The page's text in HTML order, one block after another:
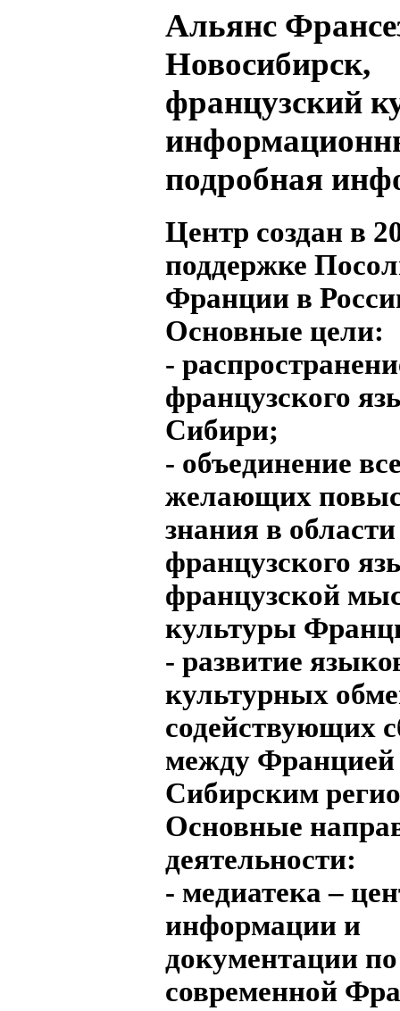
Альянс
Новосибирск,
французский
подробная
Центр создан в
поддержке
Франции в
Основные цели:
-
французского
Сибири;
- объединение
желающих
знания в области
французского
французской
культуры
- развитие
культурных
содействующих
между Францией
Сибирским
Основные
деятельности:
- медиатека –
информации и
документации по
современной